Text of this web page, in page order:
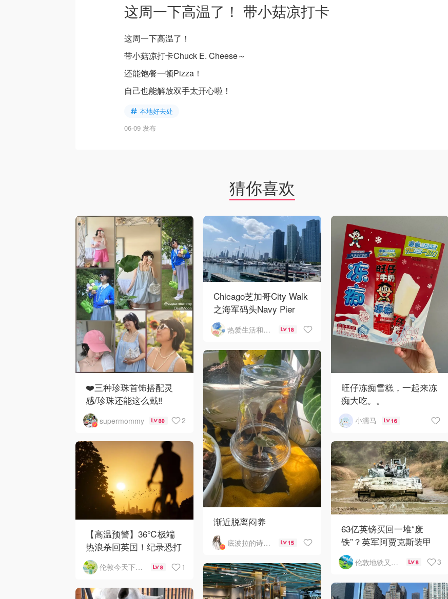
这周一下高温了！ 带小菇凉打卡
这周一下高温了！
带小菇凉打卡Chuck E. Cheese～
还能饱餐一顿Pizza！
自己也能解放双手太开心啦！
本地好去处
06-09 发布
猜你喜欢
❤️三种珍珠首饰搭配灵
感/珍珠还能这么戴‼️
supermommy 30 2
Chicago芝加哥City Walk
之海军码头Navy Pier
热爱生活和自由的轻舞飞扬 18
旺仔冻痴雪糕，一起来冻
痴大吃。。
小濡马 16
渐近脱离闷养
底波拉的诗与歌 15
【高温预警】36℃极端
热浪杀回英国！纪录恐打
破
伦敦今天下雨了吗 8 1
63亿英镑买回一堆“废
铁”？英军阿贾克斯装甲
车刚出库就趴窝
伦敦地铁又罢工了 8 3